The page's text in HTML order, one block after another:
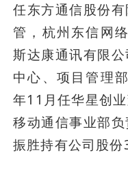
任东方通信股份
管，杭州东信网
斯达康通讯有限
中心、项目管理
年11月任华星创
移动通信事业部
振胜持有公司股份